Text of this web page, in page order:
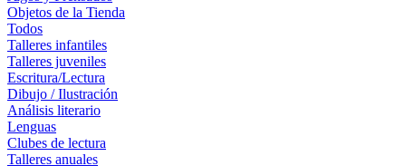
Objetos de la Tienda
Todos
Talleres infantiles
Talleres juveniles
Escritura/Lectura
Dibujo / Ilustración
Análisis literario
Lenguas
Clubes de lectura
Talleres anuales